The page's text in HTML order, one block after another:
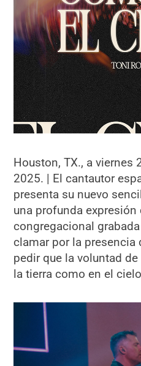
Houston, TX., a viernes
2025. | El cantautor
presenta su nuevo
una profunda expresión
congregacional
clamar por la presencia
pedir que la voluntad
la tierra como en el